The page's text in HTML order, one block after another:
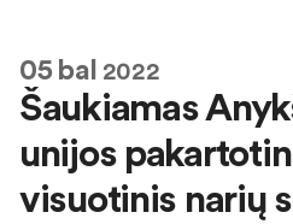
05bal 2022
Šaukiamas
unijos
visuotinis narių